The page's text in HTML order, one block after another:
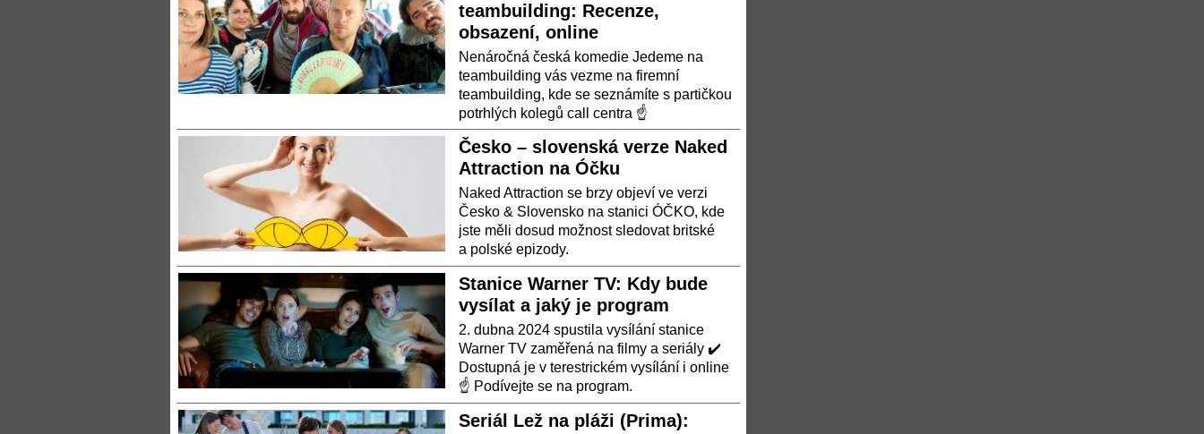
teambuilding: Recenze,
obsazení, online
Nenáročná česká komedie Jedeme na
teambuilding vás vezme na firemní
teambuilding, kde se seznámíte s partičkou
potrhlých kolegů call centra ☝
Česko – slovenská verze Naked
Attraction na Óčku
Naked Attraction se brzy objeví ve verzi
Česko & Slovensko na stanici ÓČKO, kde
jste měli dosud možnost sledovat britské
a polské epizody.
Stanice Warner TV: Kdy bude
vysílat a jaký je program
2. dubna 2024 spustila vysílání stanice
Warner TV zaměřená na filmy a seriály ✔️
Dostupná je v terestrickém vysílání i online
☝ Podívejte se na program.
Seriál Lež na pláži (Prima):